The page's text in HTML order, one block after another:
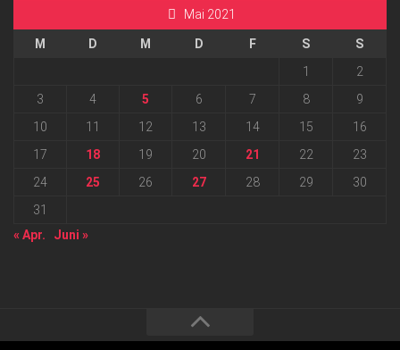
Mai 2021
M D M D F S
S
1
2
3
4 5 6 7 8
9
10
11 12 13 14 15
16
17
18 19 20 21 22
23
24
25 26 27 28 29
30
31
« Apr.
Juni »